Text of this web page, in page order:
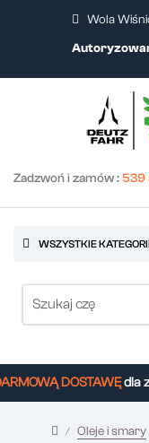
Wola
Zadzwoń i zamów :539
WSZYSTKIE
DOSTAWĘdla
Oleje i smary